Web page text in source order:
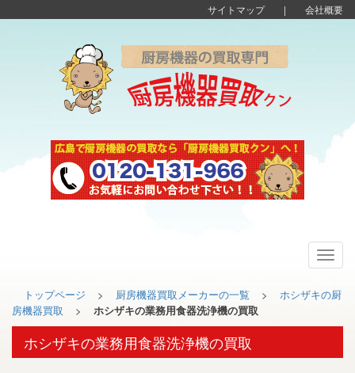
サイトマップ| 会社概要
トップページ > 厨房機器買取メーカーの一覧 >
ホシザキの厨
房機器買取
> ホシザキの業務用食器洗浄機の買取
ホシザキの業務用食器洗浄機の買取